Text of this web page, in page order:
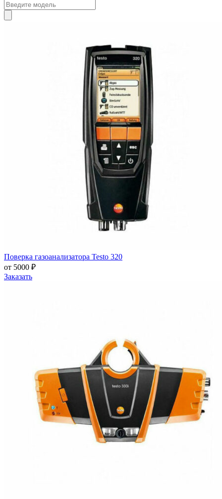
Поверка газоанализатора Testo 320
от 5000 ₽
Заказать